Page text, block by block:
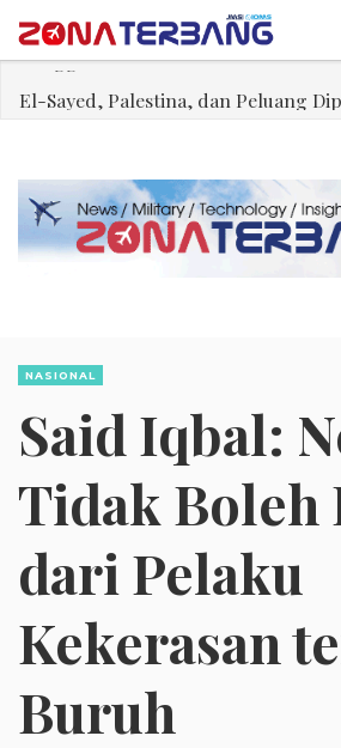
Sjafrie Sjamsoeddin: Jangan Sakiti
NASIONAL
Said Iqbal:
Tidak Boleh
dari Pelaku
Kekerasan
Buruh